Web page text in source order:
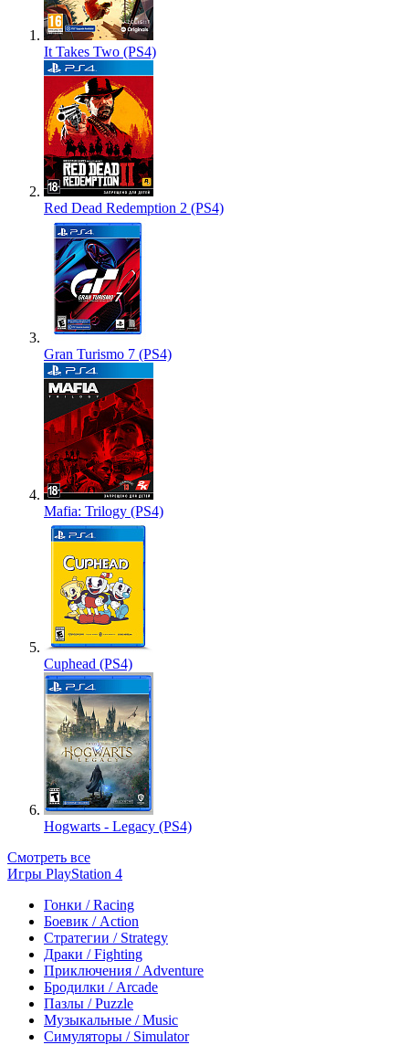
It Takes Two (PS4)
Red Dead Redemption 2 (PS4)
Gran Turismo 7 (PS4)
Mafia: Trilogy (PS4)
Cuphead (PS4)
Hogwarts - Legacy (PS4)
Смотреть все
Игры PlayStation 4
Гонки / Racing
Боевик / Action
Стратегии / Strategy
Драки / Fighting
Приключения / Adventure
Бродилки / Arcade
Пазлы / Puzzle
Музыкальные / Music
Симуляторы / Simulator